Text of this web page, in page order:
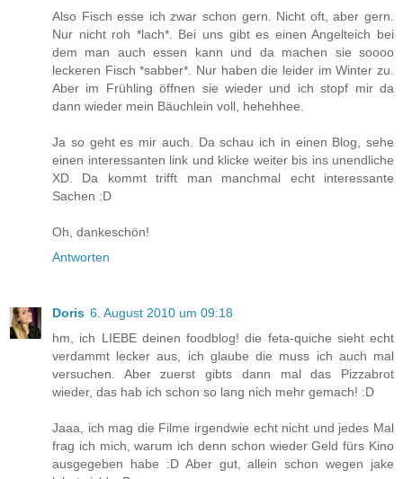
Also Fisch esse ich zwar schon gern. Nicht oft, aber gern.
Nur nicht roh *lach*. Bei uns gibt es einen Angelteich bei
dem man auch essen kann und da machen sie soooo
leckeren Fisch *sabber*. Nur haben die leider im Winter zu.
Aber im Frühling öffnen sie wieder und ich stopf mir da
dann wieder mein Bäuchlein voll, hehehhee.
Ja so geht es mir auch. Da schau ich in einen Blog, sehe
einen interessanten link und klicke weiter bis ins unendliche
XD. Da kommt trifft man manchmal echt interessante
Sachen :D
Oh, dankeschön!
Antworten
Doris 6. August 2010 um 09:18
hm, ich LIEBE deinen foodblog! die feta-quiche sieht echt
verdammt lecker aus, ich glaube die muss ich auch mal
versuchen. Aber zuerst gibts dann mal das Pizzabrot
wieder, das hab ich schon so lang nich mehr gemach! :D
Jaaa, ich mag die Filme irgendwie echt nicht und jedes Mal
frag ich mich, warum ich denn schon wieder Geld fürs Kino
ausgegeben habe :D Aber gut, allein schon wegen jake